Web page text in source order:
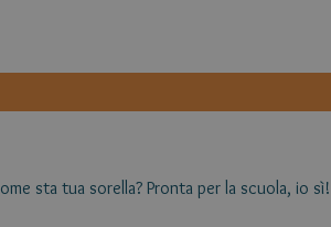
sta tua sorella? Pronta per la scuola, io sì!